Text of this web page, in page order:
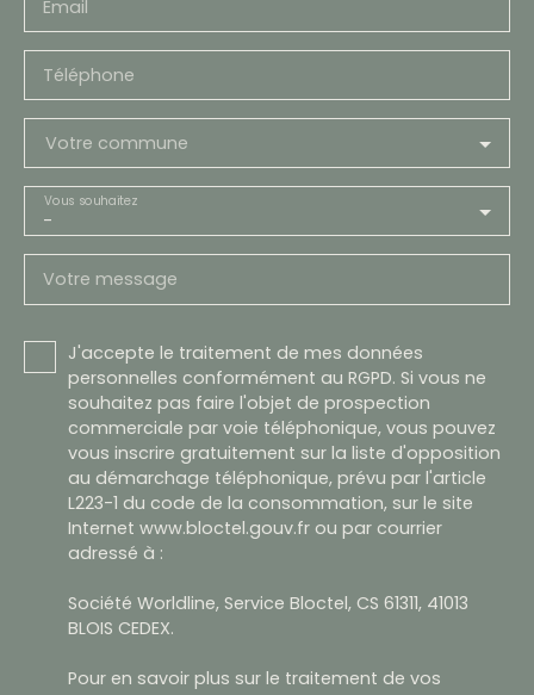
Email
Téléphone
Votre commune
-
Vous souhaitez
Votre message
J'accepte le traitement de mes données
personnelles conformément au RGPD. Si vous ne
souhaitez pas faire l'objet de prospection
commerciale par voie téléphonique, vous pouvez
vous inscrire gratuitement sur la liste d'opposition
au démarchage téléphonique, prévu par l'article
L223-1 du code de la consommation, sur le site
Internet www.bloctel.gouv.fr ou par courrier
adressé à :
Société Worldline, Service Bloctel, CS 61311, 41013
BLOIS CEDEX.
Pour en savoir plus sur le traitement de vos